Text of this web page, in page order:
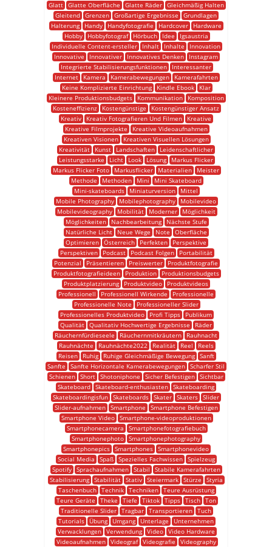
Glatt
Glatte Oberfläche Glatte Räder
Gleichmäßig Halten
Gleitend Grenzen Großartige Ergebnisse
Grundlagen
Halterung
Handy Handyfotografie Hardcover
Hardware
Hobby
Hobbyfotograf Hörbuch Idee
Igsaustria
Individuelle Content-ersteller
Inhalt Inhalte
Innovation
Innovative
Innovativer Innovatives Denken
Instagram
Integrierte Stabilisierungsfunktionen
Interessanter
Internet
Kamera Kamerabewegungen
Kamerafahrten
Keine Komplizierte Einrichtung
Kindle Ebook
Klar
Kleinere Produktionsbudgets
Kommunikation
Komposition
Kosteneffizienz
Kostengünstige
Kostengünstiger Ansatz
Kreativ
Kreativ Fotografieren Und Filmen
Kreative
Kreative Filmprojekte
Kreative Videoaufnahmen
Kreativen Visionen
Kreativen Visuellen Lösungen
Kreativität
Kunst Landschaften
Leidenschaftlicher
Leistungsstarke
Licht Look Lösung
Markus Flicker
Markus Flicker Foto
Markusflicker Materialien
Meister
Methode
Methoden Mini
Mini Skateboard
Mini-skateboards
Miniaturversion
Mittel
Mobile Photography
Mobilephotography
Mobilevideo
Mobilevideography
Mobilität Moderner
Möglichkeit
Möglichkeiten
Nachbearbeitung
Nächste Stufe
Natürliche Licht
Neue Wege Note
Oberfläche
Optimieren Österreich Perfekten
Perspektive
Perspektiven
Podcast Podcast Folgen
Portabilität
Potenzial
Präsentieren Preiswerter
Produktfotografie
Produktfotografieideen
Produktion
Produktionsbudgets
Produktplatzierung
Produktvideo
Produktvideos
Professionell
Professionell Wirkende
Professionelle
Professionelle Note
Professioneller Slider
Professionelles Produktvideo
Profi Tipps
Publikum
Qualität Qualitativ Hochwertige Ergebnisse
Räder
Räuchernfürdieseele
Räuchernmitkräutern
Rauhnacht
Rauhnächte
Rauhnächte2022 Realität Reel
Reels
Reisen
Ruhig Ruhige Gleichmäßige Bewegung
Sanft
Sanfte
Sanfte Horizontale Kamerabewegungen Scharfer Stil
Schienen
Short Shotoniphone Sicher Befestigen
Sichtbar
Skateboard Skateboard-enthusiasten Skateboarding
Skateboardingisfun Skateboards Skater Skaters Slider
Slider-aufnahmen
Smartphone
Smartphone Befestigen
Smartphone Video
Smartphone-videoproduktionen
Smartphonecamera
Smartphonefotografiebuch
Smartphonephoto Smartphonephotography
Smartphonepics Smartphones Smartphonevideo
Social Media
Spaß Spezielles Fachwissen
Spielzeug
Spotify
Sprachaufnahmen Stabil
Stabile Kamerafahrten
Stabilisierung
Stabilität Stativ Steiermark Stürze
Styria
Taschenbuch
Technik Techniken
Teure Ausrüstung
Teure Geräte
Theke Tiefe Tiktok Tipps Tisch
Ton
Traditionelle Slider Tragbar Transportieren Tuch
Tutorials
Übung Umgang Unterlage
Unternehmen
Verwacklungen
Verwendung Video
Video Hardware
Videoaufnahmen
Videograf Videografie
Videography